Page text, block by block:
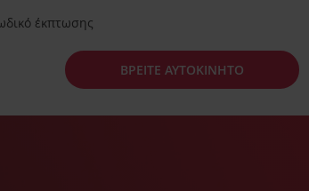
έκπτωσης
ΒΡΕΙΤΕ ΑΥΤΟΚΙΝΗΤΟ